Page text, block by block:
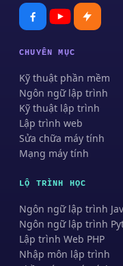
CHUYÊN MỤC
Kỹ thuật phần mềm
Ngôn ngữ lập trình
Kỹ thuật lập trình
Lập trình web
Sửa chữa máy tính
Mạng máy tính
LỘ TRÌNH HỌC
Ngôn ngữ lập trình
Ngôn ngữ lập trình
Lập trình Web PHP
Nhập môn lập trình